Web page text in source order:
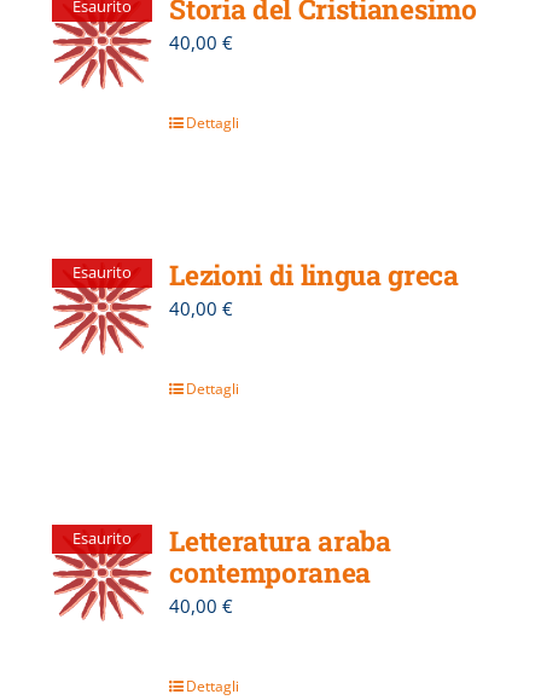
Esaurito Storia del Cristianesimo
40,00€
Dettagli
Esaurito Lezioni di lingua greca
40,00€
Dettagli
Esaurito
Letteratura araba
contemporanea
40,00€
Dettagli